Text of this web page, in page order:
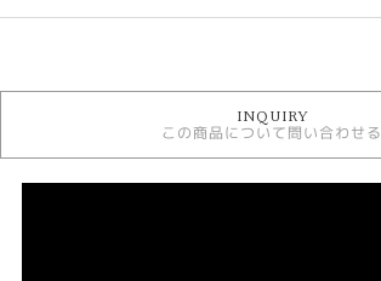
婚約指輪
婚約指輪 ウェーブ・S字
婚約指輪 プラチナカラー
萬時 婚約指輪
INQUIRY
この商品について問い合わせる